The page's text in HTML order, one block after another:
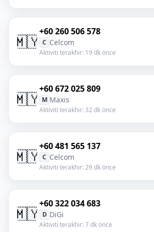
🇲🇾
+60 260 506 578
C Celcom
Aktiviti terakhir: 19 dk önce
🇲🇾
+60 672 025 809
M Maxis
Aktiviti terakhir: 32 dk önce
🇲🇾
+60 481 565 137
C Celcom
Aktiviti terakhir: 29 dk önce
🇲🇾
+60 322 034 683
D DiGi
Aktiviti terakhir: 7 dk önce